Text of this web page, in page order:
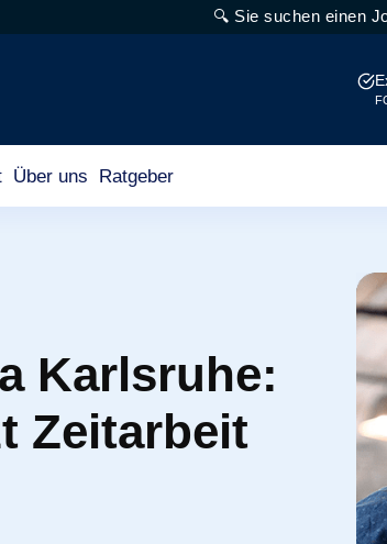
🔍 Sie suchen einen
Über uns Ratgeber
Karlsruhe:
Zeitarbeit